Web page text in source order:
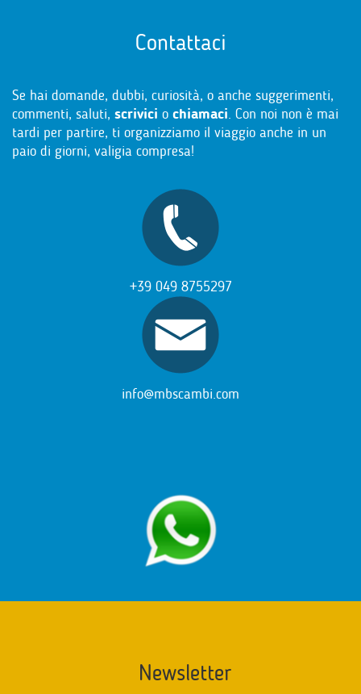
Contattaci
Se hai domande, dubbi, curiosità, o anche suggerimenti,
commenti, saluti, scrivici o chiamaci. Con noi non è mai
tardi per partire, ti organizziamo il viaggio anche in un
paio di giorni, valigia compresa!
+39 049 8755297
info@mbscambi.com
Newsletter